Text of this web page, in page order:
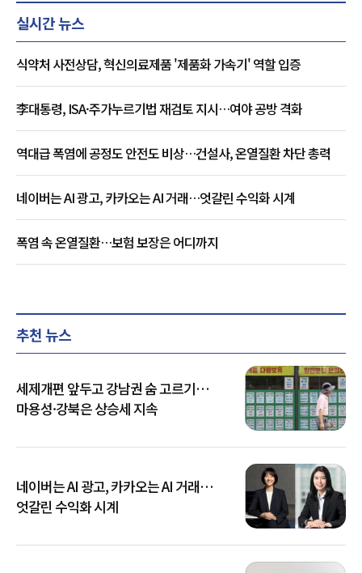
실시간 뉴스
식약처 사전상담, 혁신의료제품 '제품화 가속기' 역할 입증
李대통령, ISA·주가누르기법 재검토 지시…여야 공방 격화
역대급 폭염에 공정도 안전도 비상…건설사, 온열질환 차단 총력
네이버는 AI 광고, 카카오는 AI 거래…엇갈린 수익화 시계
폭염 속 온열질환…보험 보장은 어디까지
추천 뉴스
세제개편 앞두고 강남권 숨 고르기…
마용성·강북은 상승세 지속
네이버는 AI 광고, 카카오는 AI 거래…
엇갈린 수익화 시계